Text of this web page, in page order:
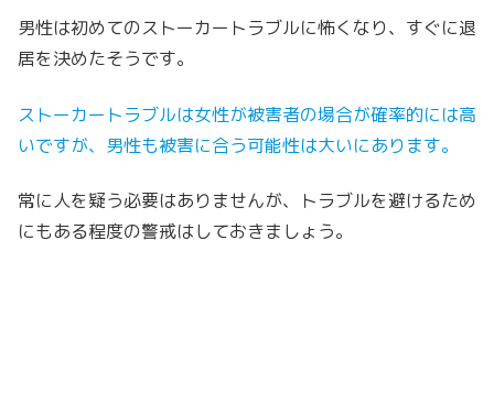
男性は初めてのストーカートラブルに怖くなり、すぐに退
居を決めたそうです。
ストーカートラブルは女性が被害者の場合が確率的には高
いですが、男性も被害に合う可能性は大いにあります。
常に人を疑う必要はありませんが、トラブルを避けるため
にもある程度の警戒はしておきましょう。